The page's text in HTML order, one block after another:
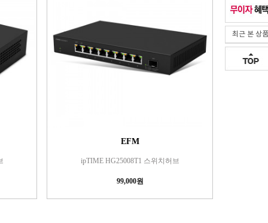
EFM
ipTIME HG25008T1 스위치허브
99,000원
최근 본 상품